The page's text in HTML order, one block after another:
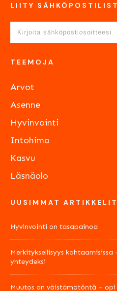
UUSIMMAT ARTIKKELIT
Hyvinvointi on tasapainoa
Merkityksellisyys kohtaamisissa
yhteydeksi
Muutos on väistämätöntä –
TEEMOJA
Arvot
Asenne
Hyvinvointi
Intohimo
Kasvu
Läsnäolo
LIITY